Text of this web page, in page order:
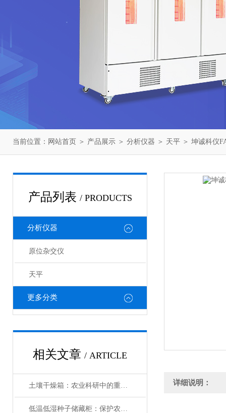
当前位置： 网站首页 ＞ 产品展示 ＞ 分析仪器 ＞ 天平 ＞ 坤诚科仪
产品列表 / PRODUCTS
分析仪器
原位杂交仪
天平
更多分类
相关文章 / ARTICLE
土壤干燥箱：农业科研中的重要工具
低温低湿种子储藏柜：保护农业未来的关键设备
详细说明：